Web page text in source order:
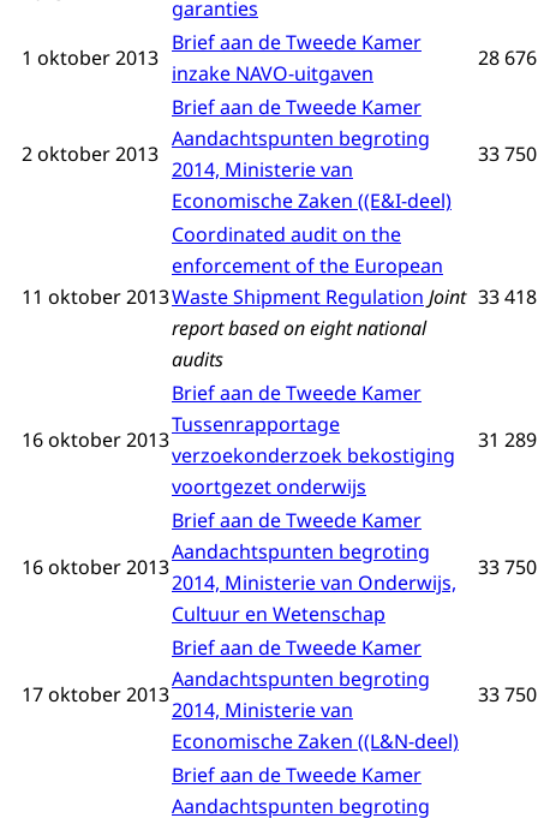
garanties
1 oktober 2013
Brief aan de Tweede Kamer
inzake NAVO-uitgaven
28
2 oktober 2013
Brief aan de Tweede Kamer
Aandachtspunten begroting
2014, Ministerie van
Economische Zaken ((E&I-deel)
33
11 oktober 2013
Coordinated audit on the
enforcement of the European
Waste Shipment Regulation Joint
report based on eight national
audits
33
16 oktober 2013
Brief aan de Tweede Kamer
Tussenrapportage
verzoekonderzoek bekostiging
voortgezet onderwijs
31
16 oktober 2013
Brief aan de Tweede Kamer
Aandachtspunten begroting
2014, Ministerie van Onderwijs,
Cultuur en Wetenschap
33
17 oktober 2013
Brief aan de Tweede Kamer
Aandachtspunten begroting
2014, Ministerie van
Economische Zaken ((L&N-deel)
33
Brief aan de Tweede Kamer
Aandachtspunten begroting